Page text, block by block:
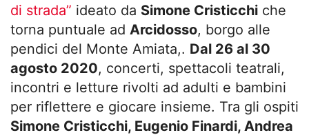
di strada” ideato da Simone Cristicchi che
torna puntuale ad Arcidosso, borgo alle
pendici del Monte Amiata,. Dal 26 al 30
agosto 2020, concerti, spettacoli teatrali,
incontri e letture rivolti ad adulti e bambini
per riflettere e giocare insieme. Tra gli ospiti
Simone Cristicchi, Eugenio Finardi, Andrea